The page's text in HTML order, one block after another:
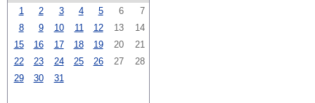
1
2 3 4 5 6
7
8
9 10 11 12 13
14
15
16 17 18 19 20
21
22
23 24 25 26 27
28
29
30 31